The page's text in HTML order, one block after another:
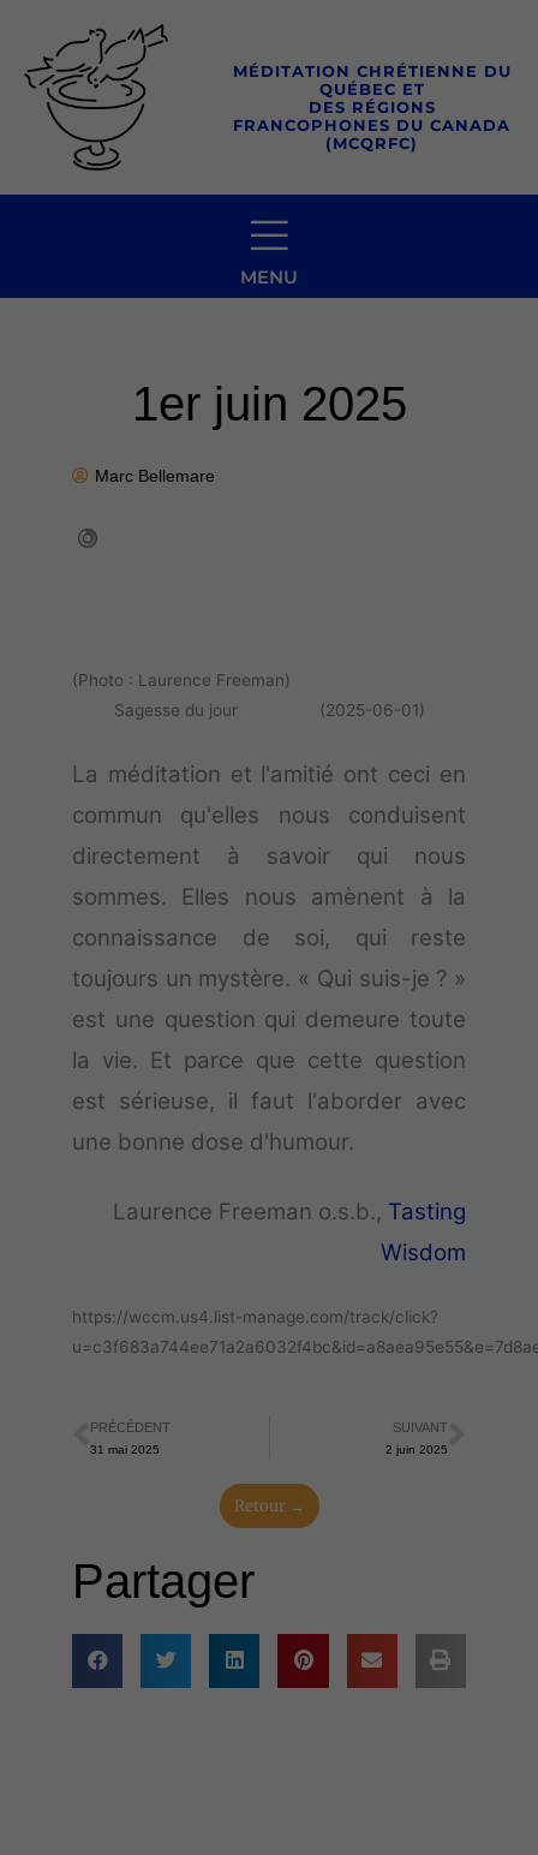
contenu
MÉDITATION CHRÉTIENNE DU
QUÉBEC ET
DES RÉGIONS
FRANCOPHONES DU CANADA
(MCQRFC)
MENU
1er juin 2025
Marc Bellemare
(Photo : Laurence Freeman)
Sagesse du jour (2025-06-01)
La méditation et l'amitié ont ceci en
commun qu'elles nous conduisent
directement à savoir qui nous
sommes. Elles nous amènent à la
connaissance de soi, qui reste
toujours un mystère. « Qui suis-je ? »
est une question qui demeure toute
la vie. Et parce que cette question
est sérieuse, il faut l'aborder avec
une bonne dose d'humour.
Laurence Freeman o.s.b., Tasting
Wisdom
https://wccm.us4.list-manage.com/track/click?
Précédent
PRÉCÉDENT
31 mai 2025
SUIVANT
2 juin 2025
Retour →
Partager